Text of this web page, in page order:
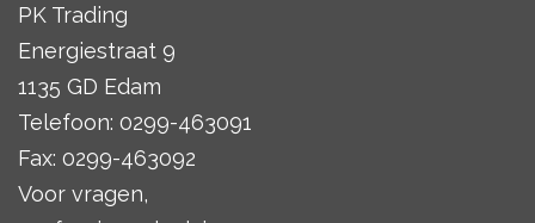
PK Trading
Energiestraat 9
1135 GD Edam
Telefoon: 0299-463091
Fax: 0299-463092
Voor vragen,